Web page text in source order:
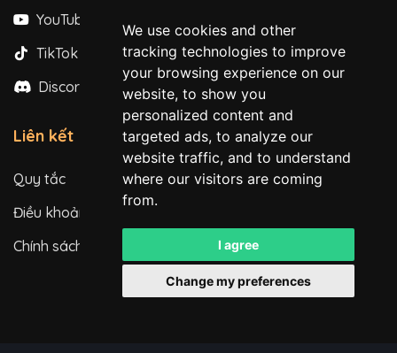
We use cookies and other
tracking technologies to improve
your browsing experience on our
website, to show you
personalized content and
targeted ads, to analyze our
website traffic, and to understand
where our visitors are coming
from.
I agree
Change my preferences
YouTube
TikTok
Discord
Liên kết
Quy tắc
Điều khoản dịch vụ
Chính sách bảo mật